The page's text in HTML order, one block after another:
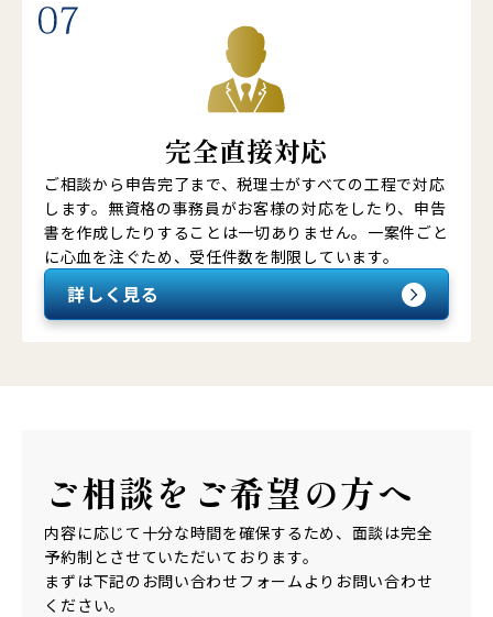
完全直接対応
ご相談から申告完了まで、税理士がすべての工程で対応
します。無資格の事務員がお客様の対応をしたり、申告
書を作成したりすることは一切ありません。一案件ごと
に心血を注ぐため、受任件数を制限しています。
詳しく見る
ご相談を ご希望の方へ
内容に応じて十分な時間を確保するため、面談は完全
予約制とさせていただいております。
まずは下記のお問い合わせフォームよりお問い合わせ
ください。